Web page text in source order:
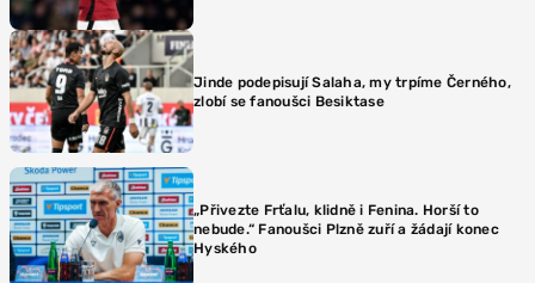
Jinde podepisují Salaha, my trpíme Černého,
zlobí se fanoušci Besiktase
„Přivezte Frťalu, klidně i Fenina. Horší to
nebude.“ Fanoušci Plzně zuří a žádají konec
Hyského